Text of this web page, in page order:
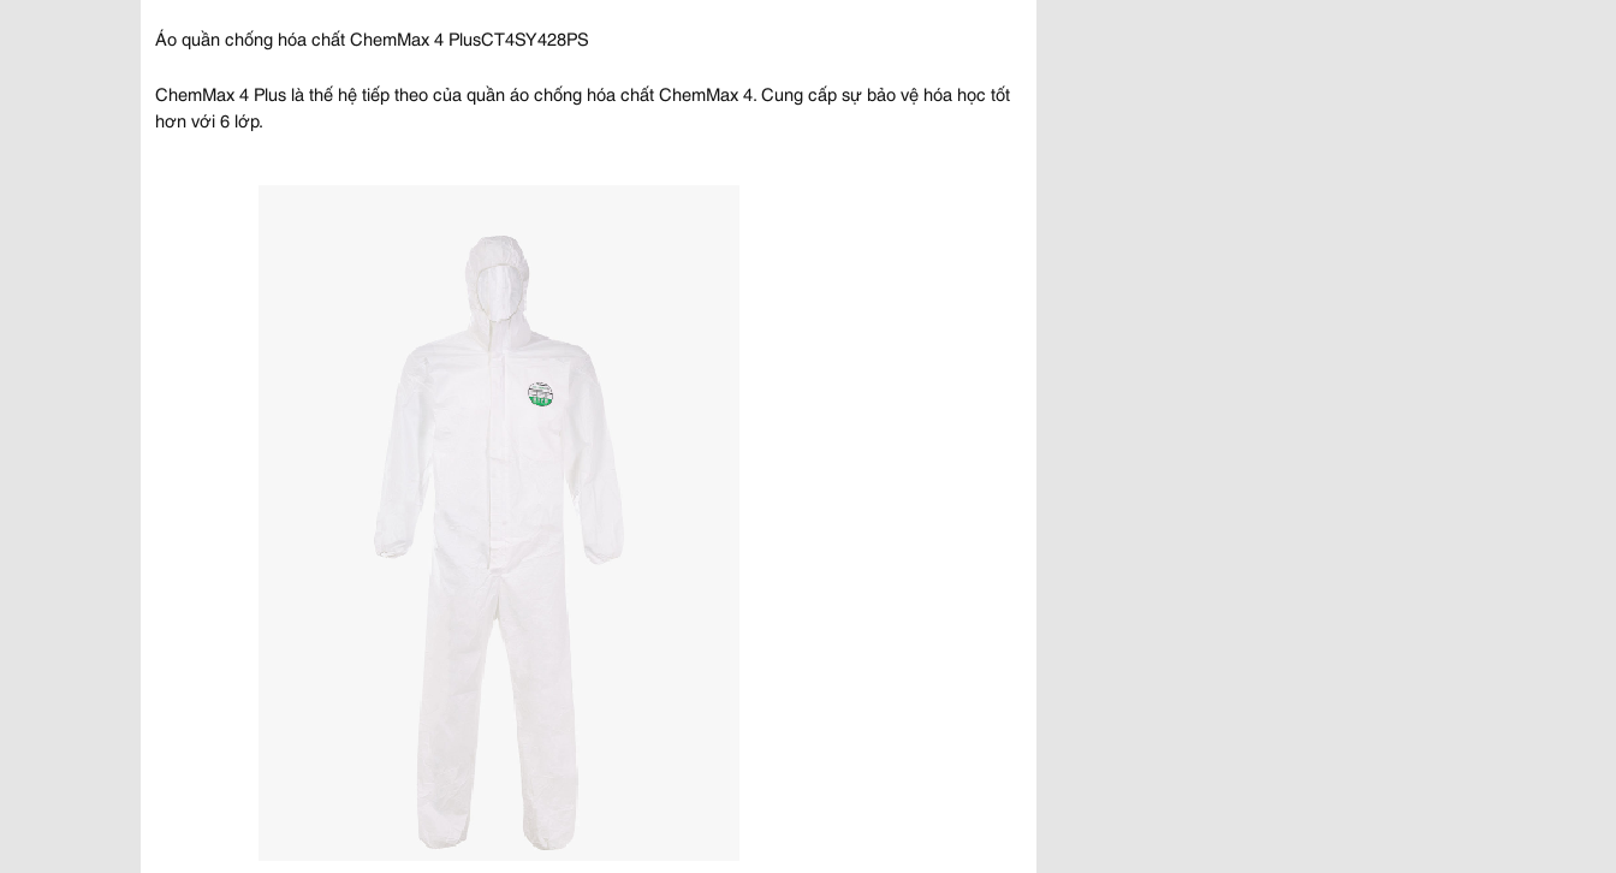
Áo quần chống hóa chất ChemMax 4 PlusCT4SY428PS
ChemMax 4 Plus là thế hệ tiếp theo của quần áo chống hóa chất ChemMax 4. Cung cấp sự bảo vệ hóa học tốt
hơn với 6 lớp.